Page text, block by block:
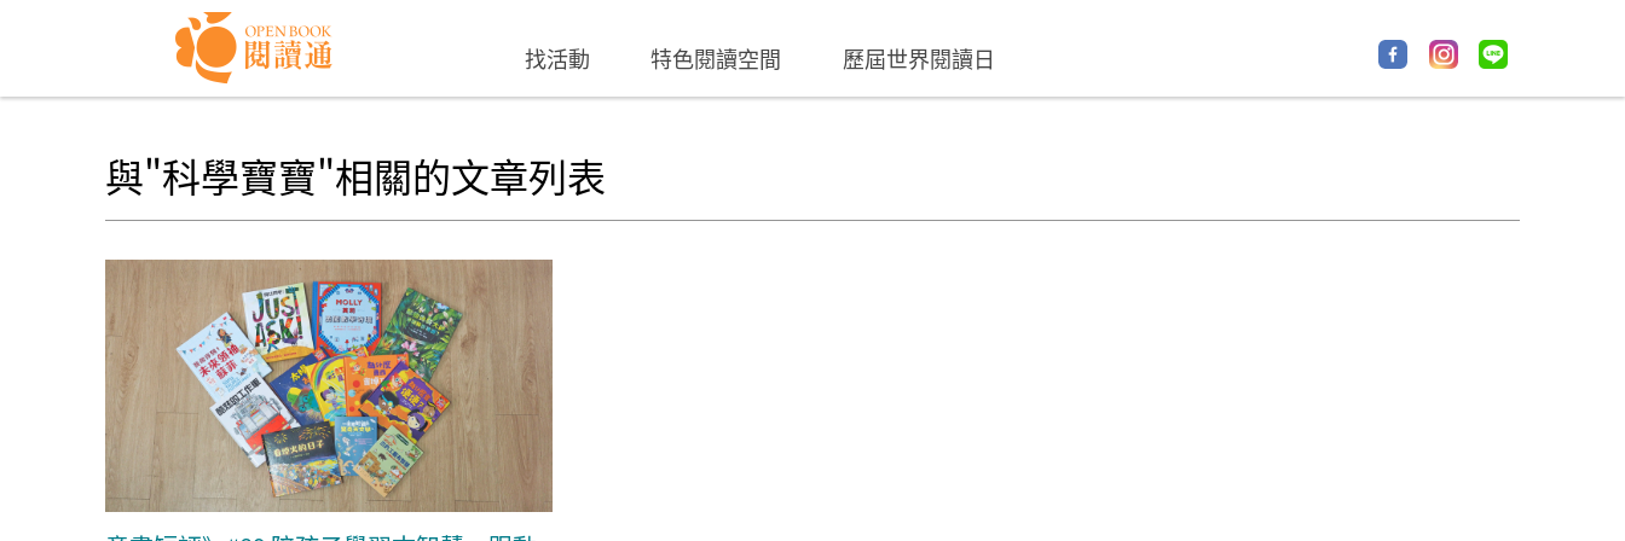
找活動 特色閱讀空間 歷屆世界閱讀日
與"科學寶寶"相關的文章列表